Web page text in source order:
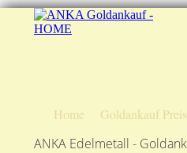
Home Goldankauf
ANKA Edelmetall -